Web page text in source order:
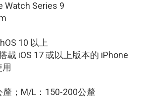
Watch Series 9
10 以上
載 iOS 17 或以上版本的 iPhone
；M/L：150-200公釐